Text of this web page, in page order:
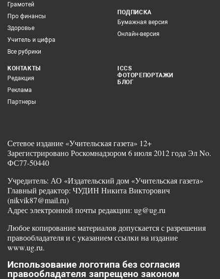
Грамотей
Про финансы
Здоровье
Учитель и цифра
Все рубрики
ПОДПИСКА
Бумажная версия
Онлайн-версия
КОНТАКТЫ
Редакция
Реклама
Партнеры
ICCS
ФОТОРЕПОРТАЖИ
БЛОГ
Сетевое издание «Учительская газета» 12+
Зарегистрировано Роскомнадзором 6 июля 2012 года Эл No.
ФС77-50440
Учредитель: АО «Издательский дом «Учительская газета»
Главный редактор: ЧУДИН Никита Викторович
(nikvik87@mail.ru)
Адрес электронной почты редакции: ug@ug.ru
Любое копирование материалов допускается с разрешения
правообладателя и с указанием ссылки на издание
www.ug.ru.
Использование логотипа без согласия
правообладателя запрещено законом